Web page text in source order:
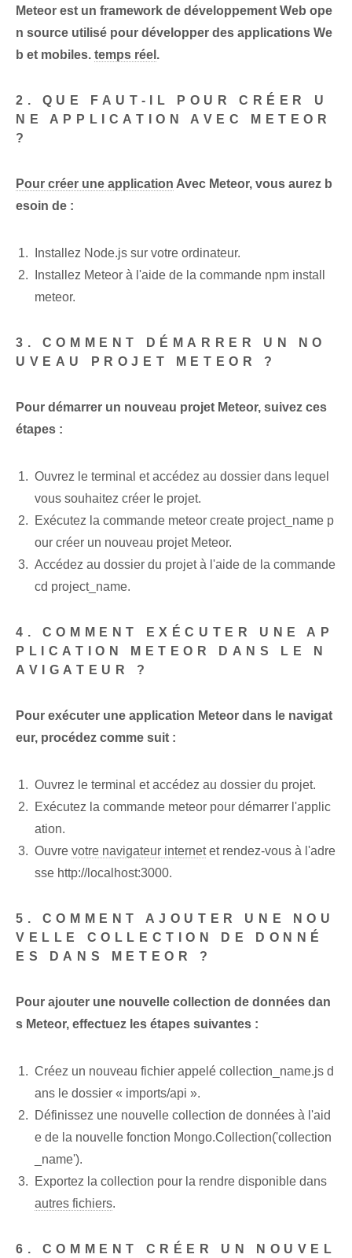
Meteor est un framework de développement Web ope
n source utilisé pour développer des applications We
b et mobiles. temps réel .
2. QUE FAUT-IL POUR CRÉER U
NE APPLICATION AVEC METEOR
?
Pour créer une application Avec Meteor, vous aurez b
esoin de :
Installez Node.js sur votre ordinateur.
Installez Meteor à l'aide de la commande npm install
meteor.
3. COMMENT DÉMARRER UN NO
UVEAU PROJET METEOR ?
Pour démarrer un nouveau projet Meteor, suivez ces
étapes :
Ouvrez le terminal et accédez au dossier dans lequel
vous souhaitez créer le projet.
Exécutez la commande meteor create project_name p
our créer un nouveau projet Meteor.
Accédez au dossier du projet à l'aide de la commande
cd project_name.
4. COMMENT EXÉCUTER UNE AP
PLICATION METEOR DANS LE N
AVIGATEUR ?
Pour exécuter une application Meteor dans le navigat
eur, procédez comme suit :
Ouvrez le terminal et accédez au dossier du projet.
Exécutez la commande meteor pour démarrer l'applic
ation.
Ouvre votre navigateur internetet rendez-vous à l'adre
sse http://localhost:3000.
5. COMMENT AJOUTER UNE NOU
VELLE COLLECTION DE DONNÉ
ES DANS METEOR ?
Pour ajouter une nouvelle collection de données dan
s Meteor, effectuez les étapes suivantes :
Créez un nouveau fichier appelé collection_name.js d
ans le dossier « imports/api ».
Définissez une nouvelle collection de données à l'aid
e de la nouvelle fonction Mongo.Collection('collection
_name').
Exportez la collection pour la rendre disponible dans
autres fichiers.
6. COMMENT CRÉER UN NOUVEL